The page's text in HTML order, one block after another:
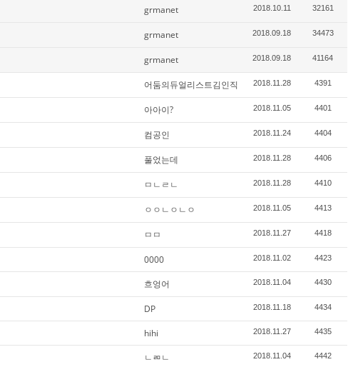
grmanet 2018.10.11 32161
grmanet 2018.09.18 34473
grmanet 2018.09.18 41164
어둠의듀얼리스트김인직 2018.11.28 4391
아아이? 2018.11.05 4401
컴공인 2018.11.24 4404
풀었는데 2018.11.28 4406
ㅁㄴㄹㄴ 2018.11.28 4410
ㅇㅇㄴㅇㄴㅇ 2018.11.05 4413
ㅁㅁ 2018.11.27 4418
0000 2018.11.02 4423
흐엉어 2018.11.04 4430
DP 2018.11.18 4434
hihi 2018.11.27 4435
ㄴㄻㄴ 2018.11.04 4442